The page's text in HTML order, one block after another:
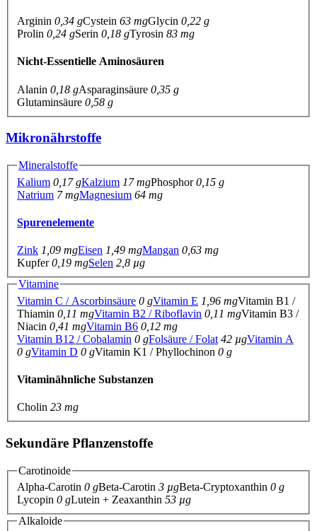
Arginin 0,34 gCystein 63 mgGlycin 0,22 g
Prolin 0,24 gSerin 0,18 gTyrosin 83 mg
Nicht-Essentielle Aminosäuren
Alanin 0,18 gAsparaginsäure 0,35 g
Glutaminsäure 0,58 g
Mikronährstoffe
Mineralstoffe
Kalium 0,17 gKalzium 17 mgPhosphor0,15 g
Natrium 7 mgMagnesium 64 mg
Spurenelemente
Zink 1,09 mgEisen 1,49 mgMangan 0,63 mg
Kupfer0,19 mgSelen 2,8 µg
Vitamine
Vitamin C / Ascorbinsäure 0 gVitamin E 1,96 mgVitamin B1 /
Thiamin 0,11 mgVitamin B2 / Riboflavin 0,11 mgVitamin B3 /
Niacin 0,41 mgVitamin B6 0,12 mg
Vitamin B12 / Cobalamin 0 gFolsäure / Folat 42 µgVitamin A
0 gVitamin D 0 gVitamin K1 / Phyllochinon 0 g
Vitaminähnliche Substanzen
Cholin 23 mg
Sekundäre Pflanzenstoffe
Carotinoide
Alpha-Carotin 0 gBeta-Carotin 3 µgBeta-Cryptoxanthin 0 g
Lycopin 0 gLutein + Zeaxanthin 53 µg
Alkaloide